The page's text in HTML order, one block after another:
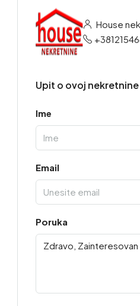
House
Upit o ovoj nekretnine
Ime
Email
Poruka